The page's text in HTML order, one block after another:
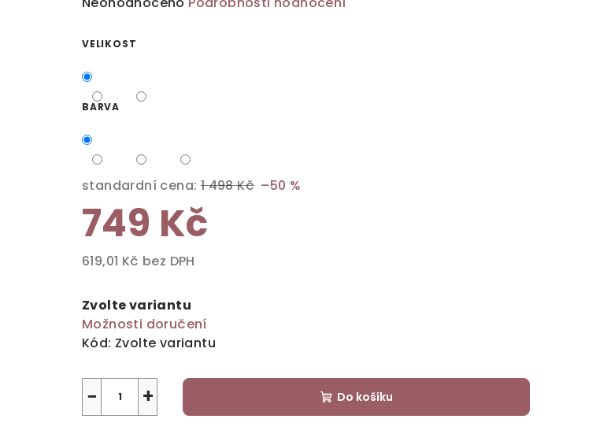
produktu
0,0
5
hvězdiček.
VELIKOST
BARVA
standardní cena: 1 498 Kč –50 %
749 Kč
619,01 Kč bez DPH
cena:
Zvolte variantu
Možnosti doručení
Kód: Zvolte variantu
+
− Do košíku